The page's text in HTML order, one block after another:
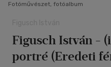
Fotóművészet, fotóalbum
Figusch István -
portré (Eredeti